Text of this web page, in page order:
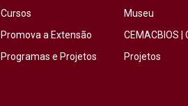
Cursos
Promova a Extensão
Programas e Projetos
Museu
CEMACBIOS
Projetos